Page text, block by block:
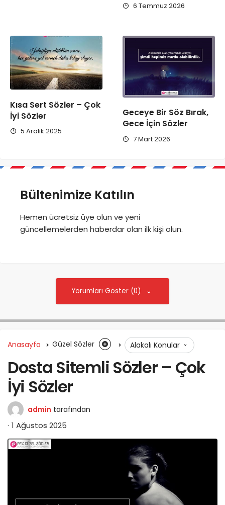
6 Temmuz 2026
Kısa Sert Sözler – Çok
İyi Sözler
5 Aralık 2025
Geceye Bir Söz Bırak,
Gece İçin Sözler
7 Mart 2026
Bültenimize Katılın
Hemen ücretsiz üye olun ve yeni
güncellemelerden haberdar olan ilk kişi olun.
Yorumları Göster (0)
Anasayfa Güzel Sözler Alakalı Konular
Dosta Sitemli Sözler – Çok
İyi Sözler
admin tarafından
1 Ağustos 2025